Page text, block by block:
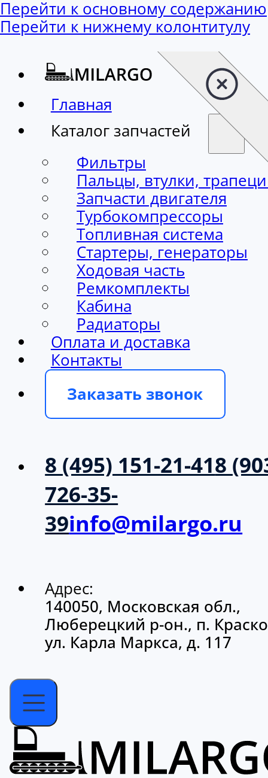
Перейти к основному содержанию
Перейти к нижнему колонтитулу
Главная
Каталог запчастей
Фильтры
Пальцы, втулки,
Запчасти двигателя
Турбокомпрессоры
Топливная система
Стартеры, генераторы
Ходовая часть
Ремкомплекты
Кабина
Радиаторы
Оплата и доставка
Контакты
Заказать звонок
8 (495) 151-21-418
726-35-
39info@milargo.ru
Адрес:
140050, Московская обл.,
Люберецкий р-он., п.
ул. Карла Маркса, д. 117